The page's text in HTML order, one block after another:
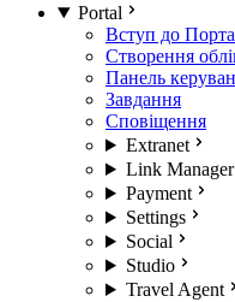
Portal
Вступ до
Створення
Панель
Завдання
Сповіщення
Extranet
Link Manager
Payment
Settings
Social
Studio
Travel Agent